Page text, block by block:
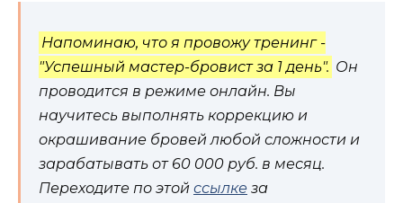
Напоминаю, что я провожу тренинг -
"Успешный мастер-бровист за 1 день". Он
проводится в режиме онлайн. Вы
научитесь выполнять коррекцию и
окрашивание бровей любой сложности и
зарабатывать от 60 000 руб. в месяц.
Переходите по этой ссылке за